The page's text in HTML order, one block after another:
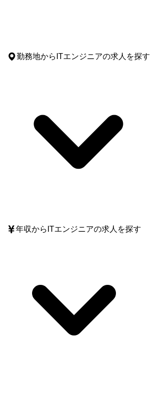
勤務地からITエンジニアの求人を探す
年収からITエンジニアの求人を探す